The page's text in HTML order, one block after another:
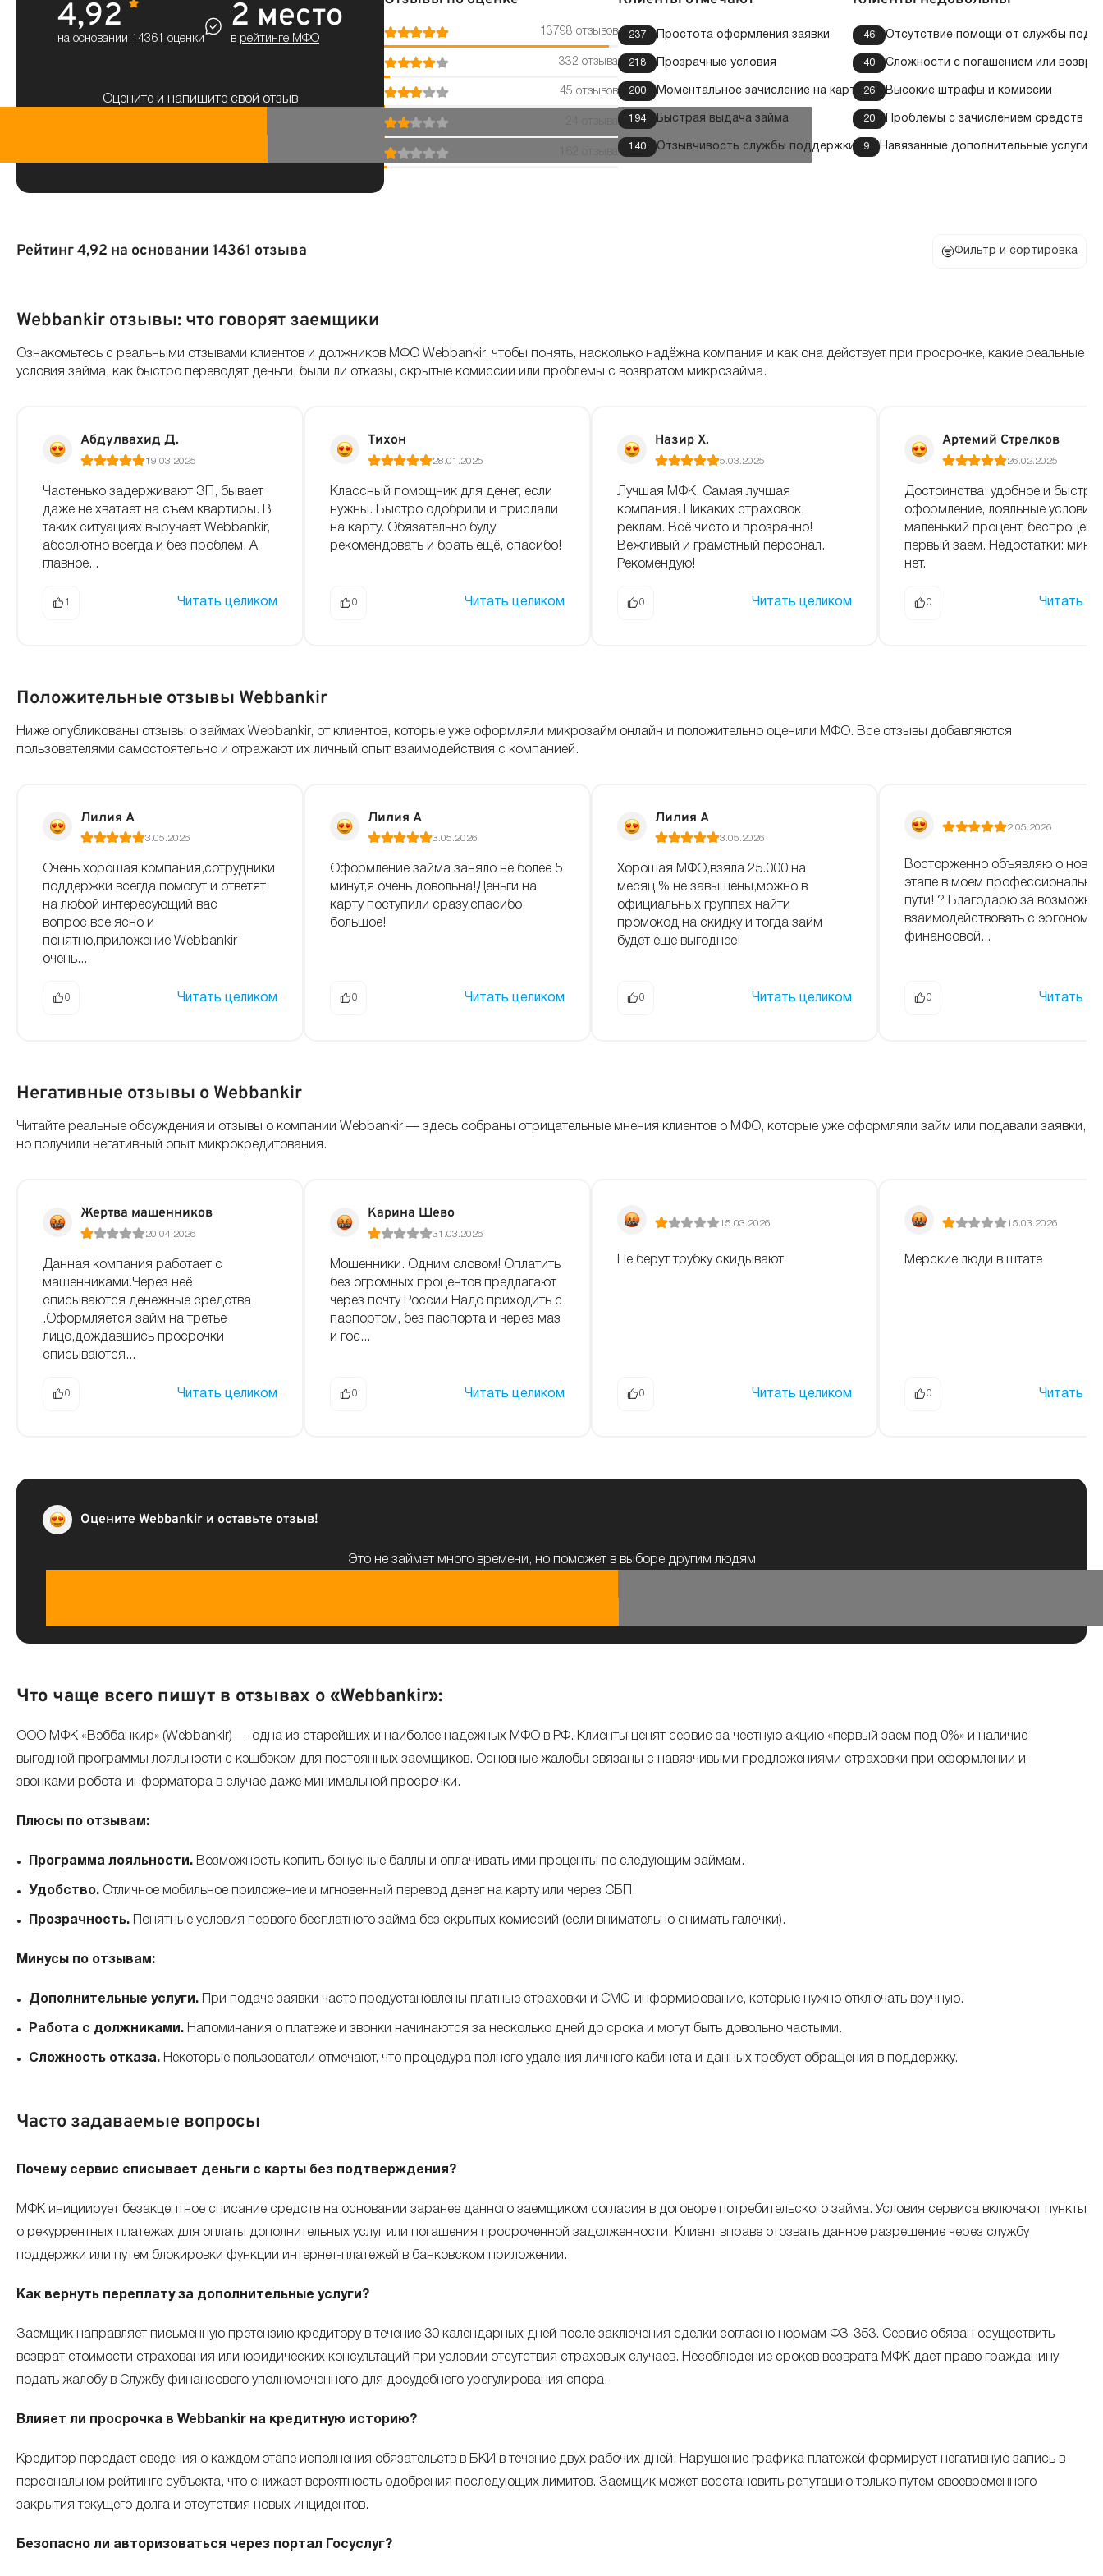
4,92
на основании 14361 оценки
2 место
в рейтинге МФО
Оцените и напишите свой отзыв
13798 отзывов
332 отзыва
45 отзывов
24 отзыва
162 отзыва
237 Простота оформления заявки
218 Прозрачные условия
200 Моментальное зачисление на карту
194 Быстрая выдача займа
140 Отзывчивость службы поддержки
46 Отсутствие помощи от службы
40 Сложности с погашением или
26 Высокие штрафы и комиссии
20 Проблемы с зачислением средств на
9 Навязанные дополнительные услуги
Рейтинг 4,92 на основании 14361 отзыва Фильтр и сортировка
Webbankir отзывы: что говорят заемщики
Ознакомьтесь с реальными отзывами клиентов и должников МФО Webbankir, чтобы понять, насколько надёжна компания и как она действует при просрочке, какие реальные
условия займа, как быстро переводят деньги, были ли отказы, скрытые комиссии или проблемы с возвратом микрозайма.
Абдулвахид Д.
19.03.2025
Частенько задерживают ЗП, бывает
даже не хватает на съем квартиры. В
таких ситуациях выручает Webbankir,
абсолютно всегда и без проблем. А
главное...
1 Читать целиком
Тихон
28.01.2025
Классный помощник для денег, если
нужны. Быстро одобрили и прислали
на карту. Обязательно буду
рекомендовать и брать ещё, спасибо!
0 Читать целиком
Назир Х.
5.03.2025
Лучшая МФК. Самая лучшая
компания. Никаких страховок,
реклам. Всё чисто и прозрачно!
Вежливый и грамотный персонал.
Рекомендую!
0 Читать целиком
Артемий Стрелков
26.02.2025
Достоинства: удобное и
оформление, лояльные условия,
маленький процент,
первый заем. Недостатки:
нет.
0 Читать
Положительные отзывы Webbankir
Ниже опубликованы отзывы о займах Webbankir, от клиентов, которые уже оформляли микрозайм онлайн и положительно оценили МФО. Все отзывы добавляются
пользователями самостоятельно и отражают их личный опыт взаимодействия с компанией.
Лилия А
3.05.2026
Очень хорошая компания,сотрудники
поддержки всегда помогут и ответят
на любой интересующий вас
вопрос,все ясно и
понятно,приложение Webbankir
очень...
0 Читать целиком
Лилия А
3.05.2026
Оформление займа заняло не более 5
минут,я очень довольна!Деньги на
карту поступили сразу,спасибо
большое!
0 Читать целиком
Лилия А
3.05.2026
Хорошая МФО,взяла 25.000 на
месяц,% не завышены,можно в
официальных группах найти
промокод на скидку и тогда займ
будет еще выгоднее!
0 Читать целиком
2.05.2026
Восторженно объявляю о новом
этапе в моем
пути! ? Благодарю за
взаимодействовать с
финансовой...
0 Читать
Негативные отзывы о Webbankir
Читайте реальные обсуждения и отзывы о компании Webbankir — здесь собраны отрицательные мнения клиентов о МФО, которые уже оформляли займ или подавали заявки,
но получили негативный опыт микрокредитования.
Жертва машенников
20.04.2026
Данная компания работает с
машенниками.Через неё
списываются денежные средства
.Оформляется займ на третье
лицо,дождавшись просрочки
списываются...
0 Читать целиком
Карина Шево
31.03.2026
Мошенники. Одним словом! Оплатить
без огромных процентов предлагают
через почту России Надо приходить с
паспортом, без паспорта и через маз
и гос...
0 Читать целиком
15.03.2026
Не берут трубку скидывают
0 Читать целиком
15.03.2026
Мерские люди в штате
0 Читать
Оцените Webbankir и оставьте отзыв!
Это не займет много времени, но поможет в выборе другим людям
Что чаще всего пишут в отзывах о «Webbankir»:
ООО МФК «Вэббанкир» (Webbankir) — одна из старейших и наиболее надежных МФО в РФ. Клиенты ценят сервис за честную акцию «первый заем под 0%» и наличие
выгодной программы лояльности с кэшбэком для постоянных заемщиков. Основные жалобы связаны с навязчивыми предложениями страховки при оформлении и
звонками робота-информатора в случае даже минимальной просрочки.
Плюсы по отзывам:
Программа лояльности. Возможность копить бонусные баллы и оплачивать ими проценты по следующим займам.
Удобство. Отличное мобильное приложение и мгновенный перевод денег на карту или через СБП.
Прозрачность. Понятные условия первого бесплатного займа без скрытых комиссий (если внимательно снимать галочки).
Минусы по отзывам:
Дополнительные услуги. При подаче заявки часто предустановлены платные страховки и СМС-информирование, которые нужно отключать вручную.
Работа с должниками. Напоминания о платеже и звонки начинаются за несколько дней до срока и могут быть довольно частыми.
Сложность отказа. Некоторые пользователи отмечают, что процедура полного удаления личного кабинета и данных требует обращения в поддержку.
Часто задаваемые вопросы
Почему сервис списывает деньги с карты без подтверждения?
МФК инициирует безакцептное списание средств на основании заранее данного заемщиком согласия в договоре потребительского займа. Условия сервиса включают пункты
о рекуррентных платежах для оплаты дополнительных услуг или погашения просроченной задолженности. Клиент вправе отозвать данное разрешение через службу
поддержки или путем блокировки функции интернет-платежей в банковском приложении.
Как вернуть переплату за дополнительные услуги?
Заемщик направляет письменную претензию кредитору в течение 30 календарных дней после заключения сделки согласно нормам ФЗ-353. Сервис обязан осуществить
возврат стоимости страхования или юридических консультаций при условии отсутствия страховых случаев. Несоблюдение сроков возврата МФК дает право гражданину
подать жалобу в Службу финансового уполномоченного для досудебного урегулирования спора.
Влияет ли просрочка в Webbankir на кредитную историю?
Кредитор передает сведения о каждом этапе исполнения обязательств в БКИ в течение двух рабочих дней. Нарушение графика платежей формирует негативную запись в
персональном рейтинге субъекта, что снижает вероятность одобрения последующих лимитов. Заемщик может восстановить репутацию только путем своевременного
закрытия текущего долга и отсутствия новых инцидентов.
Безопасно ли авторизоваться через портал Госуслуг?